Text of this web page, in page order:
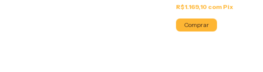
R$1.169,10 com Pix
Comprar